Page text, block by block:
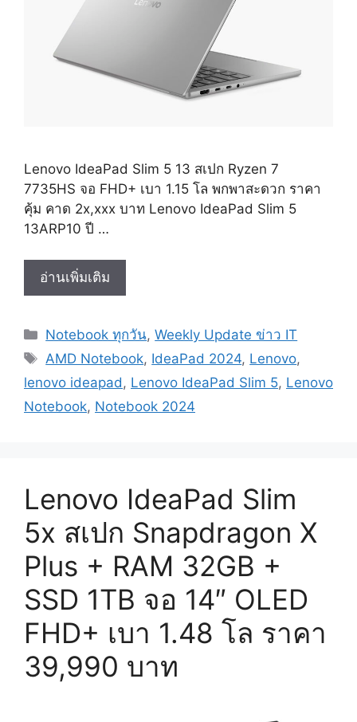
Lenovo IdeaPad Slim 5 13 สเปก Ryzen 7
7735HS จอ FHD+ เบา 1.15 โล พกพาสะดวก ราคา
คุ้ม คาด 2x,xxx บาท Lenovo IdeaPad Slim 5
13ARP10 ปี …
อ่านเพิ่มเติม
IdeaPad
5
13
สเปก
7
เบา
1.15
โล
พก
พา
สะดวก
ราคา
คุ้ม
คาด
2x,xxx
Categories
Notebook ทุกวัน,Weekly Update ข่าว IT
Tags
AMD Notebook, IdeaPad 2024, Lenovo,
lenovo ideapad , Lenovo IdeaPad Slim 5, Lenovo
Notebook, Notebook 2024
Lenovo IdeaPad Slim
5x สเปก Snapdragon X
Plus + RAM 32GB +
SSD 1TB จอ 14″ OLED
FHD+ เบา 1.48 โล ราคา
39,990 บาท